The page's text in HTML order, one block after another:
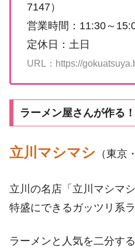
7147）
営業時間：11:30～
定休日：土日
URL：https://
ラーメン屋さんが作る
立川マシマシ （東京
立川の名店「立川マシマ
特盛にできるガッツリ系
ラーメンと人気を二分す